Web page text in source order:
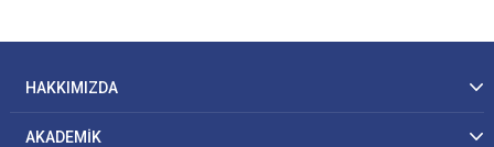
HAKKIMIZDA
AKADEMİK